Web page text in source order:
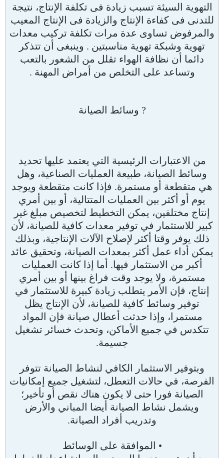
التهوية السيئة تسبب زيادة فى تكلفة الإنتاج، نتيجة
للتدنى فى كفاءة الإنتاج والزيادة فى الإنتاج المعيب
والمرفوض تساوى عدة مرات تكلفة تركيب معدات
تهوية وشبكة تهوية مناسبتين . وينبغى أن تتذكر
دائما أن نظافة الهواء تقلل من الشعور بالتعب
وتساعد على التخلص من أمراض المهنة .
? وسائط الصيانة
من الاعتبارات الرئيسية التي يعتمد عليها تحديد
وسائط الصيانة، طبيعة العمليات الصناعية، وهل
هي متقطعة أو مستمرة. فإذا كانت متقطعة ويوجد
يوم أو أكثر بين العمليات المتتالية، أو بين أمري
إنتاج مختلفين، يمكن التخطيط لتخصيص مبلغ غير
كبير للاستثمار في توفير معدات كافية للصيانة، لأن
ذلك يوفر وقتا أكثر لإصلاح الآلات الإنتاجية، وبذلك
يمكن أداء عمل أكثر بمعدات الصيانة، وتحقيق عائد
أكبر من الاستثمار فيها. أما إذا كانت العمليات
مستمرة، ولا يوجد وقت فراغ بينها أو بين أمري
إنتاج، فإن الأمر يتطلب زيادة كبيرة للاستثمار في
توفير وسائط كافية للصيانة، لأن الإنتاج يظل
مستمرا، وإذا حدثت أعطال صيانة فإن المواد
تتكدس في جميع الأماكن، وتحدث خسائر تشغيل
جسيمة.
وبتوفير الاستثمار الكافي لنشاط الصيانة تتوفر
الفرصة، في حالات التعطل، لتشغيل جميع إمكانيات
الصيانة فورا حتى لا يكون هناك نقص أو تأخير؛
ويشمل نشاط الصيانة أيضا المباني والأرض
وتدريب أفراد الصيانة.
• الموافقة على الوسائط